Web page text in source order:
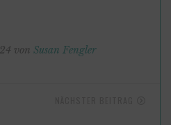
von Susan Fengler